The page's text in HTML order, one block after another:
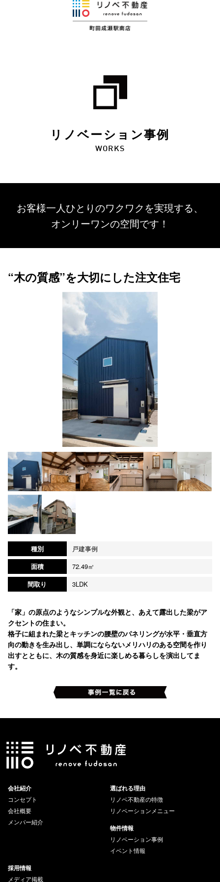
リノベーション事例
WORKS
お客様一人ひとりのワクワクを実現する、
オンリーワンの空間です！
“木の質感”を大切にした注文住宅
種別
戸建事例
面積
72.49㎡
間取り
3LDK
「家」の原点のようなシンプルな外観と、あえて露出した梁がア
クセントの住まい。
格子に組まれた梁とキッチンの腰壁のパネリングが水平・垂直方
向の動きを生み出し、単調にならないメリハリのある空間を作り
出すとともに、木の質感を身近に楽しめる暮らしを演出してま
す。
会社紹介
コンセプト
会社概要
メンバー紹介
選ばれる理由
リノベ不動産の特徴
リノベーションメニュー
物件情報
リノベーション事例
イベント情報
採用情報
メディア掲載